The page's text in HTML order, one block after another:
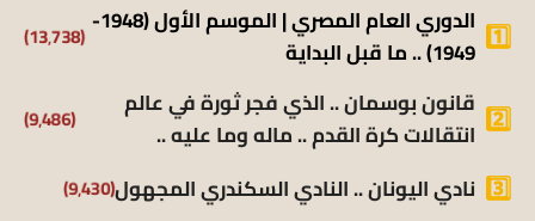
الدوري العام المصري | الموسم الأول (1948-
1949) .. ما قبل البداية
(13٬738)
قانون بوسمان .. الذي فجر ثورة في عالم
انتقالات كرة القدم .. ماله وما عليه ..
(9٬486)
نادي اليونان .. النادي السكندري المجهول(9٬430)